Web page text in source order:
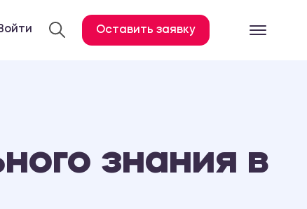
Курсовая работа
Оставить заявку
знания в